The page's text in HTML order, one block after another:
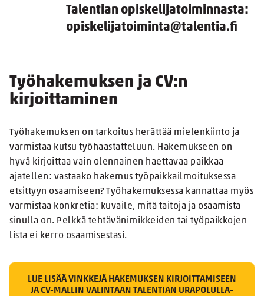
Talentian opiskelijatoiminnasta:
opiskelijatoiminta@talentia.fi
Työhakemuksen ja CV:n
kirjoittaminen
Työhakemuksen on tarkoitus herättää mielenkiinto ja
varmistaa kutsu työhaastatteluun. Hakemukseen on
hyvä kirjoittaa vain olennainen haettavaa paikkaa
ajatellen: vastaako hakemus työpaikkailmoituksessa
etsittyyn osaamiseen? Työhakemuksessa kannattaa myös
varmistaa konkretia: kuvaile, mitä taitoja ja osaamista
sinulla on. Pelkkä tehtävänimikkeiden tai työpaikkojen
lista ei kerro osaamisestasi.
LUE LISÄÄ VINKKEJÄ HAKEMUKSEN KIRJOITTAMISEEN
JA CV-MALLIN VALINTAAN TALENTIAN URAPOLULLA-